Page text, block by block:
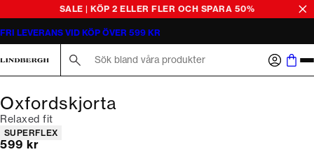
SALE | KÖP 2 ELLER FLER OCH SPARA 50%
FRI LEVERANS VID KÖP ÖVER 599 KR
Oxfordskjorta
Relaxed fit
Produktattribut
SUPERFLEX
Nuvarande pris
599 kr